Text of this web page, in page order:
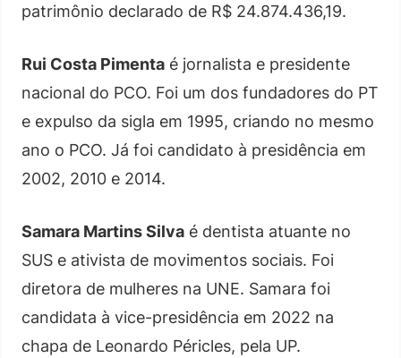
patrimônio declarado de R$ 24.874.436,19.
Rui Costa Pimenta é jornalista e presidente
nacional do PCO. Foi um dos fundadores do PT
e expulso da sigla em 1995, criando no mesmo
ano o PCO. Já foi candidato à presidência em
2002, 2010 e 2014.
Samara Martins Silva é dentista atuante no
SUS e ativista de movimentos sociais. Foi
diretora de mulheres na UNE. Samara foi
candidata à vice-presidência em 2022 na
chapa de Leonardo Péricles, pela UP.